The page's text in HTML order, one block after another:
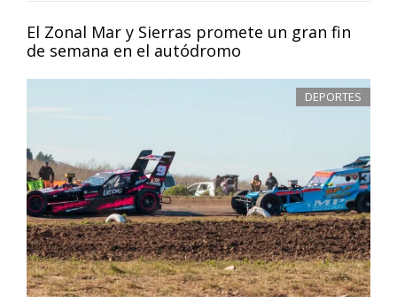
El Zonal Mar y Sierras promete un gran fin
de semana en el autódromo
DEPORTES